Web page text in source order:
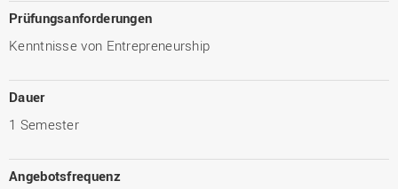
Prüfungsanforderungen
Kenntnisse von Entrepreneurship
Dauer
1 Semester
Angebotsfrequenz